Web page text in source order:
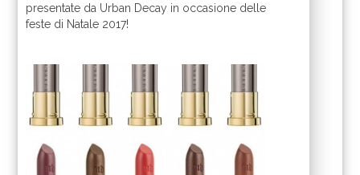
presentate da Urban Decay in occasione delle
feste di Natale 2017!